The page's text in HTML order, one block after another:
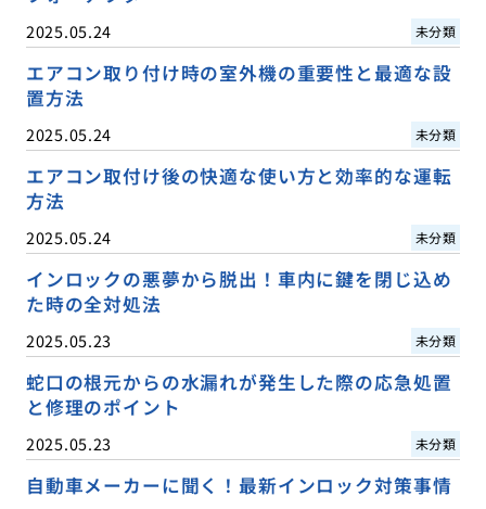
2025.05.24 未分類
エアコン取り付け時の室外機の重要性と最適な設
置方法
2025.05.24 未分類
エアコン取付け後の快適な使い方と効率的な運転
方法
2025.05.24 未分類
インロックの悪夢から脱出！車内に鍵を閉じ込め
た時の全対処法
2025.05.23 未分類
蛇口の根元からの水漏れが発生した際の応急処置
と修理のポイント
2025.05.23 未分類
自動車メーカーに聞く！最新インロック対策事情